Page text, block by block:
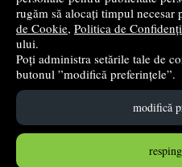
rugăm să alocați timpul necesar
de Cookie, Politica de
ului.
Poți administra setările tale de
butonul ”modifică preferințele”.
modifică
© 2004 - 2026
Magazin online
Created in